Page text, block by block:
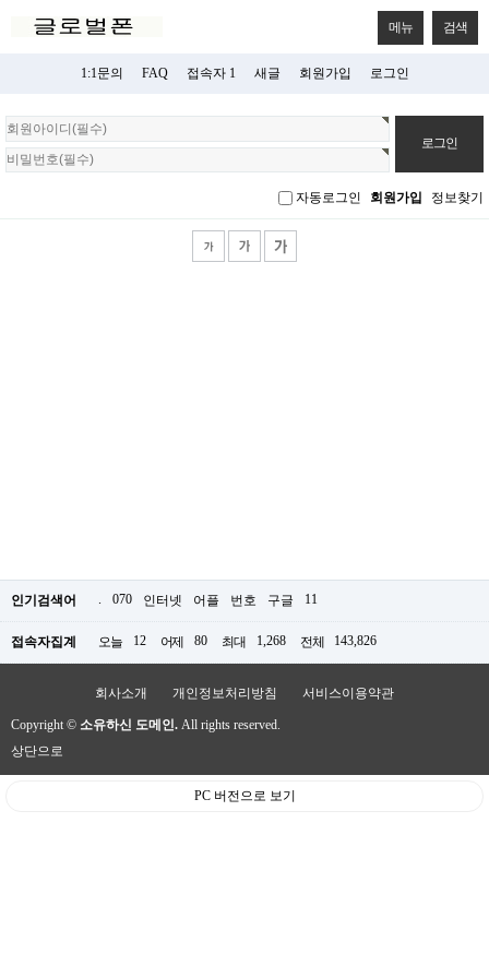
메뉴 검색
1:1문의 FAQ 접속자 1 새글 회원가입 로그인
회
원
로
자동로그인 회원가입 정보찾기
인기검색어 . 070 인터넷 어플 번호 구글 11
접속자집계 오늘 12 어제 80 최대 1,268 전체 143,826
회사소개 개인정보처리방침 서비스이용약관
Copyright © 소유하신 도메인. All rights reserved.
상단으로
PC 버전으로 보기